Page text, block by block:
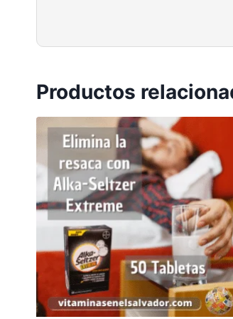
Productos